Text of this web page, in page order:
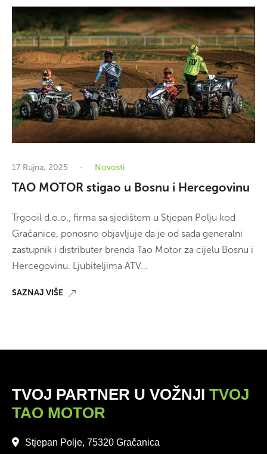
17 Rujna, 2025 Novosti
TAO MOTOR stigao u Bosnu i Hercegovinu
Trgooil d.o.o., firma sa sjedištem u Stjepan Polju kod
Gračanice, ponosno objavljuje da je od sada generalni
zastupnik i distributer brenda Tao Motor za cijelu Bosnu i
Hercegovinu. Ljubiteljima ATV…
SAZNAJ VIŠE
TVOJ PARTNER U VOŽNJI TVOJ
TAO MOTOR
Stjepan Polje, 75320 Gračanica